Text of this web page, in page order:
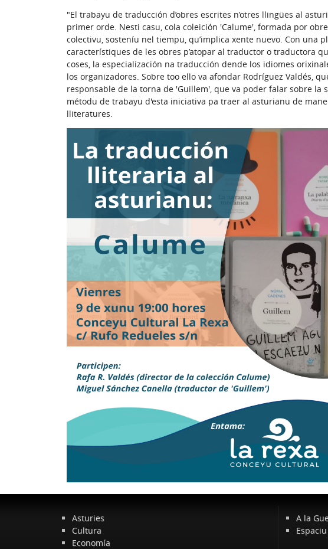
"El trabayu de traducción d’obres escrites n’otres llingües al
primer orde. Nesti casu, cola coleición 'Calume', formada por
colectivu, sosteníu nel tiempu, qu’implica xente nuevo. Con una
característiques de les obres p’atopar al traductor o traductora
coses, la especialización na traducción dende los idiomes
los organizadores. Sobre too ello va afondar Rodríguez Valdés,
responsable de la torna de 'Guillem', que va poder falar sobre la
métodu de trabayu d'esta iniciativa pa traer al asturianu de
lliteratures.
Asturies
Cultura
Economía
A la